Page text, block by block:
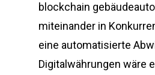
blockchain
miteinander in
eine automatisierte
Digitalwährungen wäre